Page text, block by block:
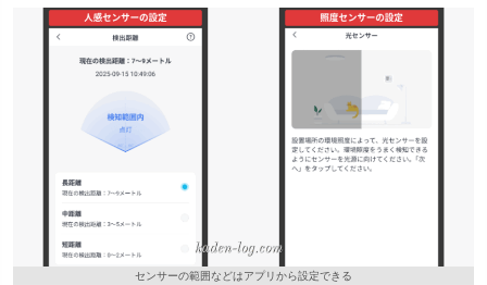
センサーの範囲などはアプリから設定できる